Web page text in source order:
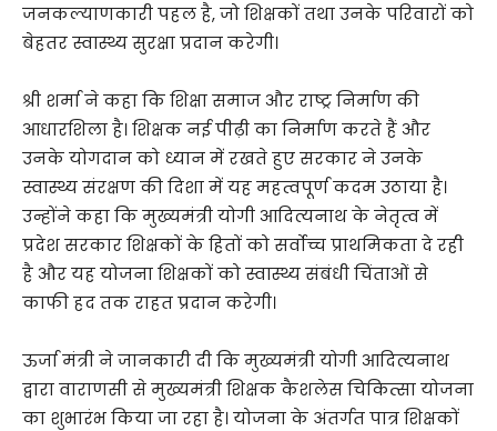
जनकल्याणकारी पहल है, जो शिक्षकों तथा उनके परिवारों को
बेहतर स्वास्थ्य सुरक्षा प्रदान करेगी।
श्री शर्मा ने कहा कि शिक्षा समाज और राष्ट्र निर्माण की
आधारशिला है। शिक्षक नई पीढ़ी का निर्माण करते हैं और
उनके योगदान को ध्यान में रखते हुए सरकार ने उनके
स्वास्थ्य संरक्षण की दिशा में यह महत्वपूर्ण कदम उठाया है।
उन्होंने कहा कि मुख्यमंत्री योगी आदित्यनाथ के नेतृत्व में
प्रदेश सरकार शिक्षकों के हितों को सर्वोच्च प्राथमिकता दे रही
है और यह योजना शिक्षकों को स्वास्थ्य संबंधी चिंताओं से
काफी हद तक राहत प्रदान करेगी।
ऊर्जा मंत्री ने जानकारी दी कि मुख्यमंत्री योगी आदित्यनाथ
द्वारा वाराणसी से मुख्यमंत्री शिक्षक कैशलेस चिकित्सा योजना
का शुभारंभ किया जा रहा है। योजना के अंतर्गत पात्र शिक्षकों